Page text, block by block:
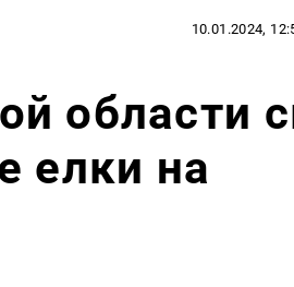
10.01.2024,
области
елки на